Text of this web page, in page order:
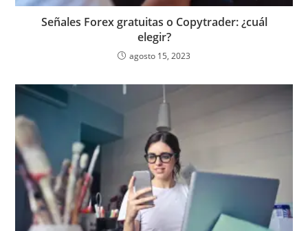
Señales Forex gratuitas o Copytrader: ¿cuál
elegir?
agosto 15, 2023